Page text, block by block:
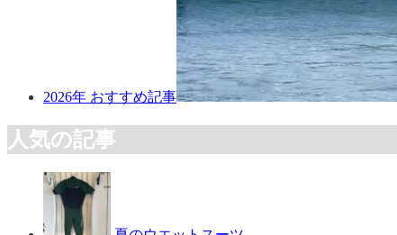
2026年 おすすめ記事
人気の記事